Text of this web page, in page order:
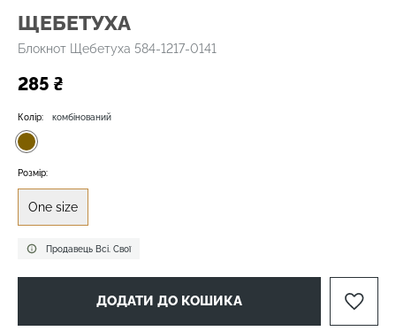
ЩЕБЕТУХА
Блокнот Щебетуха 584-1217-0141
285 ₴
Продавець Всі. Свої
Колір: комбінований
Розмір:
One size
ДОДАТИ ДО КОШИКА